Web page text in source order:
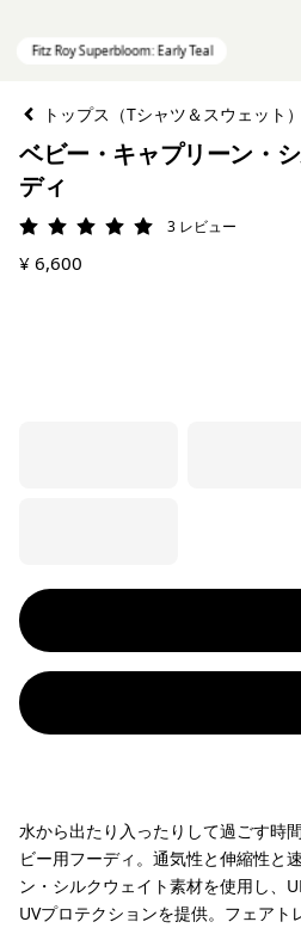
トップス（Tシャツ＆スウェット）
ベビー・キャプリーン・
ディ
評価: 5 / 5 3 レビュー
¥ 6,600
水から出たり入ったりして過ごす時
ビー用フーディ。通気性と伸縮性と
ン・シルクウェイト素材を使用し、
UVプロテクションを提供。フェア